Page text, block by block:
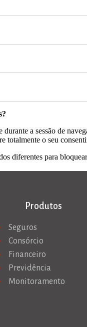
durante a sessão de
totalmente o seu
diferentes para
Produtos
Seguros
Consórcio
Financeiro
Previdência
Monitoramento